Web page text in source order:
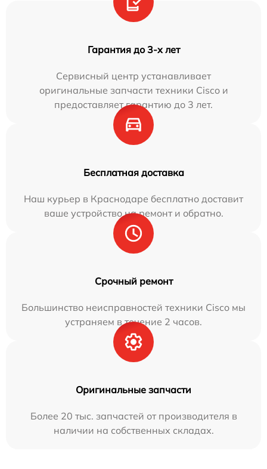
Гарантия до 3-х лет
Сервисный центр устанавливает
оригинальные запчасти техники Cisco и
предоставляет гарантию до 3 лет.
Бесплатная доставка
Наш курьер в Краснодаре бесплатно доставит
ваше устройство на ремонт и обратно.
Срочный ремонт
Большинство неисправностей техники Cisco мы
устраняем в течение 2 часов.
Оригинальные запчасти
Более 20 тыс. запчастей от производителя в
наличии на собственных складах.